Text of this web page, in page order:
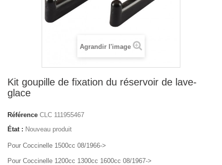
Agrandir l'image
Kit goupille de fixation du réservoir de lave-
glace
Référence CLC 111955467
État : Nouveau produit
Pour Coccinelle 1500cc 08/1966->
Pour Coccinelle 1200cc 1300cc 1600cc 08/1967->